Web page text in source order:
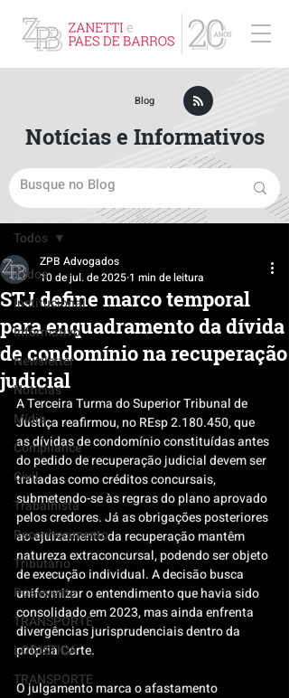
Post
Todos
Institucional
Informativo
Newsletter
Notícias
Mídia
Compliance
Civil
Trabalhista
Reconhecimento
Tributário
Pós-evento
TRANSPORTE
LOGISTICA
TRANSPORTE
Todos
STJ define marco temporal
para enquadramento da dívida
de condomínio na recuperação
judicial
ZPB Advogados
10 de jul. de 2025 1 min de leitura
A Terceira Turma do Superior Tribunal de
Justiça reafirmou, no REsp 2.180.450, que
as dívidas de condomínio constituídas antes
do pedido de recuperação judicial devem ser
tratadas como créditos concursais,
submetendo-se às regras do plano aprovado
pelos credores. Já as obrigações posteriores
ao ajuizamento da recuperação mantêm
natureza extraconcursal, podendo ser objeto
de execução individual. A decisão busca
uniformizar o entendimento que havia sido
consolidado em 2023, mas ainda enfrenta
divergências jurisprudenciais dentro da
própria Corte.
O julgamento marca o afastamento
Blog
Notícias e Informativos